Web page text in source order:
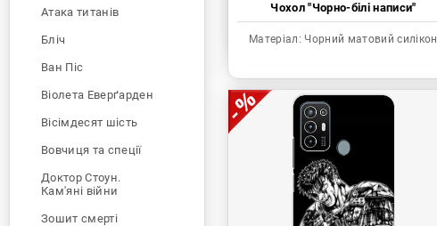
Чохол "Чорно-білі написи"
Матеріал: Чорний матовий силікон
Атака титанів
Бліч
Ван Піс
Віолета Еверґарден
Вісімдесят шість
Вовчиця та спеції
Доктор Стоун.
Кам'яні війни
Зошит смерті